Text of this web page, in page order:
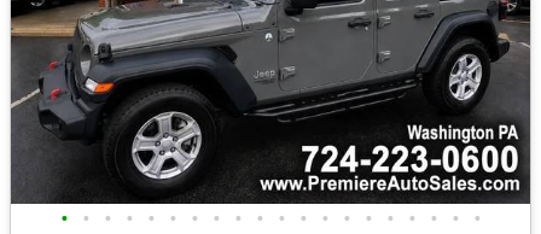
• • • • • • • • • • • • • • • • • • • •